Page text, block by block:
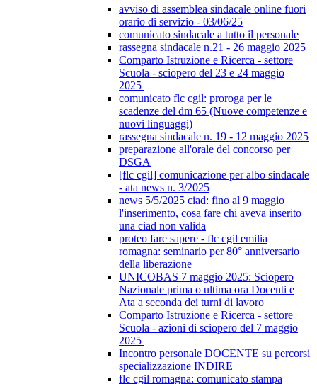
avviso di assemblea sindacale online fuori
orario di servizio - 03/06/25
comunicato sindacale a tutto il personale
rassegna sindacale n.21 - 26 maggio 2025
Comparto Istruzione e Ricerca - settore
Scuola - sciopero del 23 e 24 maggio
2025
comunicato flc cgil: proroga per le
scadenze del dm 65 (Nuove competenze e
nuovi linguaggi)
rassegna sindacale n. 19 - 12 maggio 2025
preparazione all'orale del concorso per
DSGA
[flc cgil] comunicazione per albo sindacale
- ata news n. 3/2025
news 5/5/2025 ciad: fino al 9 maggio
l'inserimento, cosa fare chi aveva inserito
una ciad non valida
proteo fare sapere - flc cgil emilia
romagna: seminario per 80° anniversario
della liberazione
UNICOBAS 7 maggio 2025: Sciopero
Nazionale prima o ultima ora Docenti e
Ata a seconda dei turni di lavoro
Comparto Istruzione e Ricerca - settore
Scuola - azioni di sciopero del 7 maggio
2025
Incontro personale DOCENTE su percorsi
specializzazione INDIRE
flc cgil romagna: comunicato stampa